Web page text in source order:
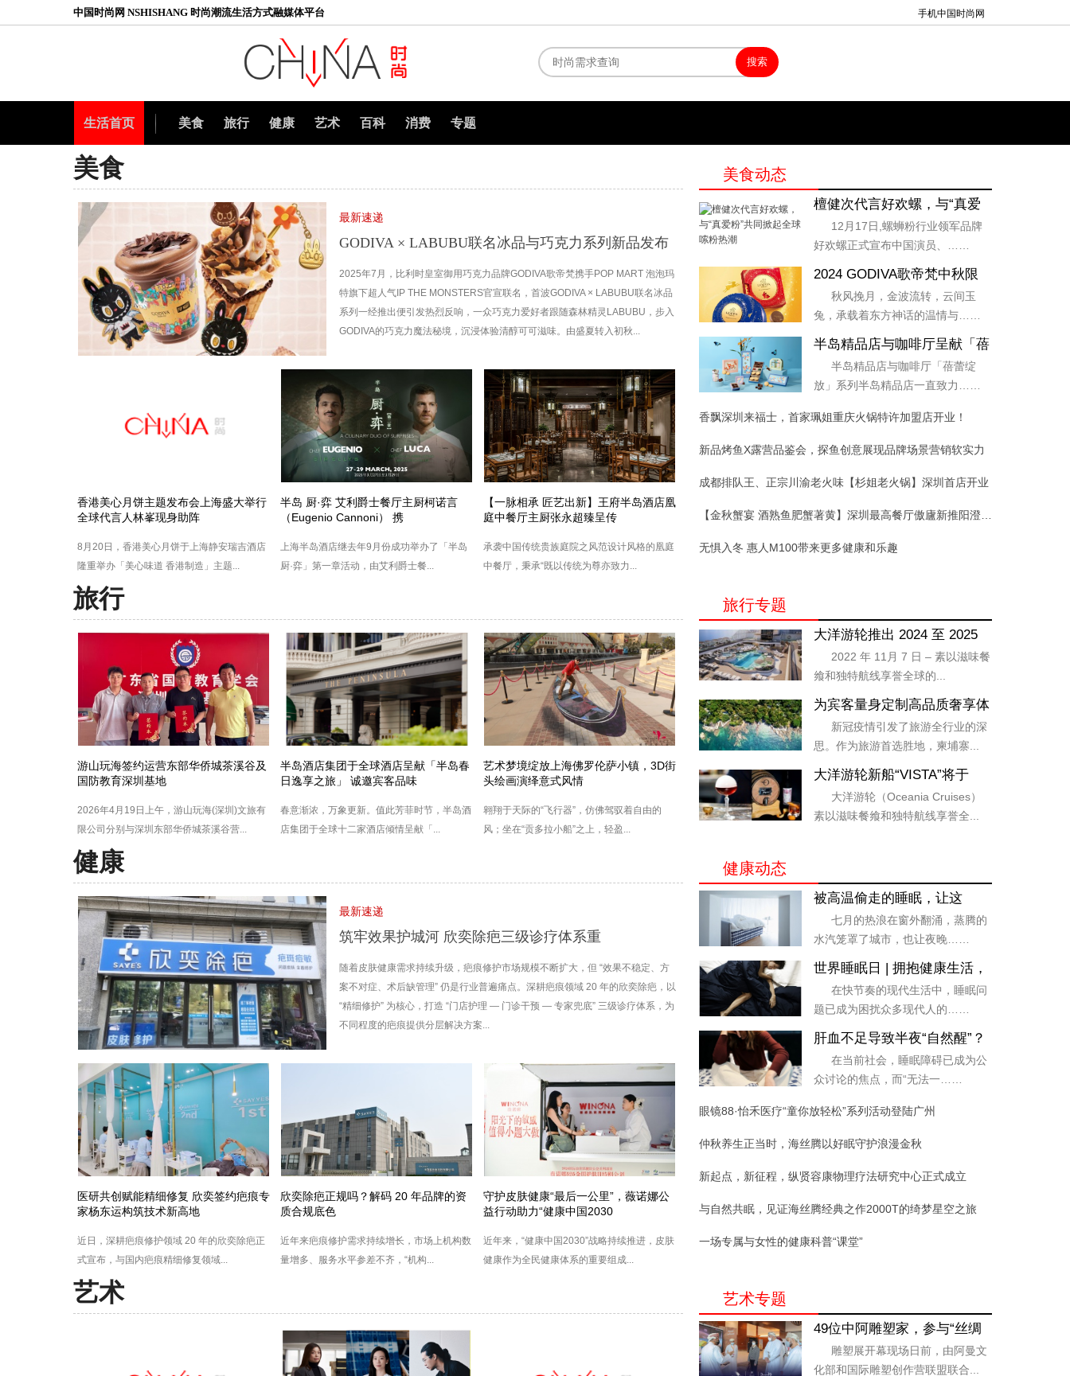
中国时尚网 NSHISHANG 时尚潮流生活方式融媒体平台 手机中国时尚网
生活首页 美食 旅行 健康 艺术 百科 消费 专题
美食
最新速递
GODIVA × LABUBU联名冰品与巧克力系列新品发布
2025年7月，比利时皇室御用巧克力品牌GODIVA歌帝梵携手POP MART 泡泡玛
特旗下超人气IP THE MONSTERS官宣联名，首波GODIVA × LABUBU联名冰品
系列一经推出便引发热烈反响，一众巧克力爱好者跟随森林精灵LABUBU，步入
GODIVA的巧克力魔法秘境，沉浸体验清醇可可滋味。由盛夏转入初秋...
香港美心月饼主题发布会上海盛大举行
全球代言人林峯现身助阵
8月20日，香港美心月饼于上海静安瑞吉酒店
隆重举办「美心味道 香港制造」主题...
半岛 厨·弈 艾利爵士餐厅主厨柯诺言
（Eugenio Cannoni） 携
上海半岛酒店继去年9月份成功举办了「半岛
厨·弈」第一章活动，由艾利爵士餐...
【一脉相承 匠艺出新】王府半岛酒店凰
庭中餐厅主厨张永超臻呈传
承袭中国传统贵族庭院之风范设计风格的凰庭
中餐厅，秉承“既以传统为尊亦致力...
美食动态
檀健次代言好欢螺，与“真爱
粉”共同掀起全球嗦粉热潮
12月17日,螺蛳粉行业领军品牌
好欢螺正式宣布中国演员、……
2024 GODIVA歌帝梵中秋限
定系列新品发布
秋风挽月，金波流转，云间玉
兔，承载着东方神话的温情与……
半岛精品店与咖啡厅呈献「蓓
蕾绽放」系列新品发布
半岛精品店与咖啡厅「蓓蕾绽
放」系列半岛精品店一直致力……
香飘深圳来福士，首家珮姐重庆火锅特许加盟店开业！
新品烤鱼X露营品鉴会，探鱼创意展现品牌场景营销软实力
成都排队王、正宗川渝老火味【杉姐老火锅】深圳首店开业
【金秋蟹宴 酒熟鱼肥蟹著黄】深圳最高餐厅傲廬新推阳澄湖大闸蟹美食菜单
无惧入冬 惠人M100带来更多健康和乐趣
旅行
游山玩海签约运营东部华侨城茶溪谷及
国防教育深圳基地
2026年4月19日上午，游山玩海(深圳)文旅有
限公司分别与深圳东部华侨城茶溪谷营...
半岛酒店集团于全球酒店呈献「半岛春
日逸享之旅」 诚邀宾客品味
春意渐浓，万象更新。值此芳菲时节，半岛酒
店集团于全球十二家酒店倾情呈献「...
艺术梦境绽放上海佛罗伦萨小镇，3D街
头绘画演绎意式风情
翱翔于天际的“飞行器”，仿佛驾驭着自由的
风；坐在“贡多拉小船”之上，轻盈...
旅行专题
大洋游轮推出 2024 至 2025
年度“热带异国风情之旅”
2022 年 11月 7 日 – 素以滋味餐
飨和独特航线享誉全球的...
为宾客量身定制高品质奢享体
验，六善酒店旗下柬埔寨和不
丹酒店将重新开业
新冠疫情引发了旅游全行业的深
思。作为旅游首选胜地，柬埔寨...
大洋游轮新船“VISTA”将于
2023 年 5月亮相并推出创新
酒吧概念
大洋游轮（Oceania Cruises）
素以滋味餐飨和独特航线享誉全...
健康
最新速递
筑牢效果护城河 欣奕除疤三级诊疗体系重
随着皮肤健康需求持续升级，疤痕修护市场规模不断扩大，但 “效果不稳定、方
案不对症、术后缺管理” 仍是行业普遍痛点。深耕疤痕领域 20 年的欣奕除疤，以
“精细修护” 为核心，打造 “门店护理 — 门诊干预 — 专家兜底” 三级诊疗体系，为
不同程度的疤痕提供分层解决方案...
医研共创赋能精细修复 欣奕签约疤痕专
家杨东运构筑技术新高地
近日，深耕疤痕修护领域 20 年的欣奕除疤正
式宣布，与国内疤痕精细修复领域...
欣奕除疤正规吗？解码 20 年品牌的资
质合规底色
近年来疤痕修护需求持续增长，市场上机构数
量增多、服务水平参差不齐，“机构...
守护皮肤健康“最后一公里”，薇诺娜公
益行动助力“健康中国2030
近年来，“健康中国2030”战略持续推进，皮肤
健康作为全民健康体系的重要组成...
健康动态
被高温偷走的睡眠，让这
张“会呼吸”的床找回来了
七月的热浪在窗外翻涌，蒸腾的
水汽笼罩了城市，也让夜晚……
世界睡眠日 | 拥抱健康生活，
从一张好床开始
在快节奏的现代生活中，睡眠问
题已成为困扰众多现代人的……
肝血不足导致半夜“自然醒”？
八大科学良方提高睡服力
在当前社会，睡眠障碍已成为公
众讨论的焦点，而“无法一……
眼镜88·怡禾医疗“童你放轻松”系列活动登陆广州
仲秋养生正当时，海丝腾以好眠守护浪漫金秋
新起点，新征程，纵贤容康物理疗法研究中心正式成立
与自然共眠，见证海丝腾经典之作2000T的绮梦星空之旅
一场专属与女性的健康科普“课堂”
艺术 艺术专题
49位中阿雕塑家，参与“丝绸
之路”中国阿曼文化周雕塑展
雕塑展开幕现场日前，由阿曼文
化部和国际雕塑创作营联盟联合...